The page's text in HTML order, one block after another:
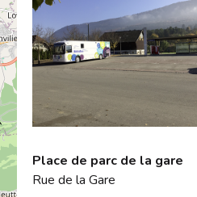
Place de parc de la gare
Rue de la Gare